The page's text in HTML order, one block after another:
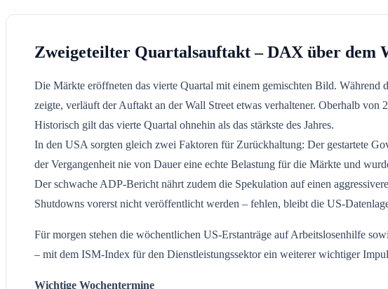
Zweigeteilter Quartalsauftakt – DAX über dem
Die Märkte eröffneten das vierte Quartal mit einem gemischten Bild.
zeigte, verläuft der Auftakt an der Wall Street etwas verhaltener. Oberhalb
Historisch gilt das vierte Quartal ohnehin als das stärkste des Jahres.
In den USA sorgten gleich zwei Faktoren für Zurückhaltung: Der gestartete
der Vergangenheit nie von Dauer eine echte Belastung für die Märkte und
Der schwache ADP-Bericht nährt zudem die Spekulation auf einen
Shutdowns vorerst nicht veröffentlicht werden – fehlen, bleibt die US-
Für morgen stehen die wöchentlichen US-Erstanträge auf Arbeitslosenhilfe
– mit dem ISM-Index für den Dienstleistungssektor ein weiterer wichtiger
Wichtige Wochentermine